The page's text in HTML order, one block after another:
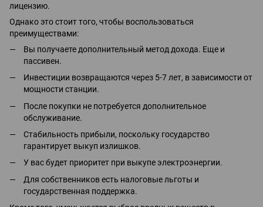
лицензию.
Однако это стоит того, чтобы воспользоваться
преимуществами:
Вы получаете дополнительный метод дохода. Еще и
пассивен.
Инвестиции возвращаются через 5-7 лет, в зависимости от
мощности станции.
После покупки не потребуется дополнительное
обслуживание.
Стабильность прибыли, поскольку государство
гарантирует выкуп излишков.
У вас будет приоритет при выкупе электроэнергии.
Для собственников есть налоговые льготы и
государственная поддержка.